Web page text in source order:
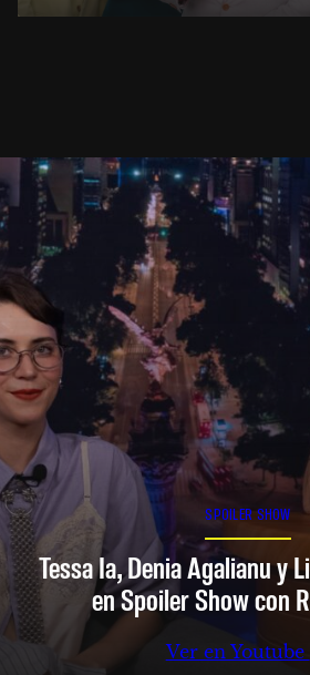
SPOILER SHOW
Tessa Ia, Denia Agalianu y
en Spoiler Show con
Ver en Youtube